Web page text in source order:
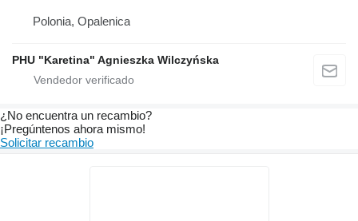
Polonia, Opalenica
PHU "Karetina" Agnieszka Wilczyńska
¿No encuentra un recambio?
¡Pregúntenos ahora mismo!
Solicitar recambio